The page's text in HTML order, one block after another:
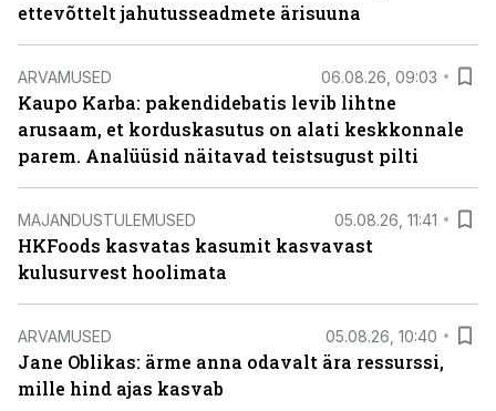
ettevõttelt jahutusseadmete ärisuuna
ARVAMUSED 06.08.26, 09:03
Kaupo Karba: pakendidebatis levib lihtne
arusaam, et korduskasutus on alati keskkonnale
parem. Analüüsid näitavad teistsugust pilti
MAJANDUSTULEMUSED 05.08.26, 11:41
HKFoods kasvatas kasumit kasvavast
kulusurvest hoolimata
ARVAMUSED 05.08.26, 10:40
Jane Oblikas: ärme anna odavalt ära ressurssi,
mille hind ajas kasvab